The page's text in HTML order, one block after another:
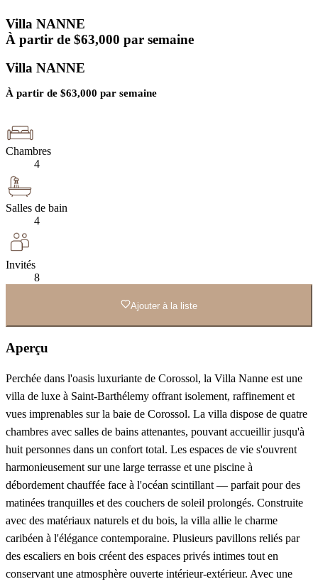
Villa NANNE
À partir de $63,000 par semaine
Villa NANNE
À partir de $63,000 par semaine
Chambres
4
Salles de bain
4
Invités
8
Ajouter à la liste
Aperçu
Perchée dans l'oasis luxuriante de Corossol, la Villa Nanne est une
villa de luxe à Saint-Barthélemy offrant isolement, raffinement et
vues imprenables sur la baie de Corossol. La villa dispose de quatre
chambres avec salles de bains attenantes, pouvant accueillir jusqu'à
huit personnes dans un confort total. Les espaces de vie s'ouvrent
harmonieusement sur une large terrasse et une piscine à
débordement chauffée face à l'océan scintillant — parfait pour des
matinées tranquilles et des couchers de soleil prolongés. Construite
avec des matériaux naturels et du bois, la villa allie le charme
caribéen à l'élégance contemporaine. Plusieurs pavillons reliés par
des escaliers en bois créent des espaces privés intimes tout en
conservant une atmosphère ouverte intérieur-extérieur. Avec une